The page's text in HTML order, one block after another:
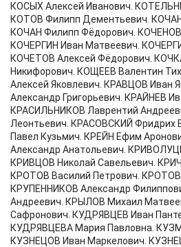
КОСЫХ Алексей Иванович.
КОТОВ Филипп Дементьевич. КОЧАН
КОЧАН Филипп Фёдорович.
КОЧЕРГИН Иван Матвеевич.
КОЧЕТОВ Алексей Фёдорович.
Никифорович. КОЩЕЕВ Валентин
Алексей Яковлевич. КРАВЦОВ Иван
Александр Григорьевич. КРАЙНЕВ
КРАСИЛЬНИКОВ Лаврентий
Леонтьевич. КРАСОВСКИЙ Фридрих
Павел Кузьмич. КРЕЙН Ефим
Александр Анатольевич.
КРИВЦОВ Николай Савельевич.
КРОТОВ Василий Петрович.
КРУПЕННИКОВ Александр
Андреевич. КРЫЛОВ Михаил
Сафронович. КУДРЯВЦЕВ Иван
КУДРЯВЦЕВА Мария Павловна.
КУЗНЕЦОВ Иван Маркелович.